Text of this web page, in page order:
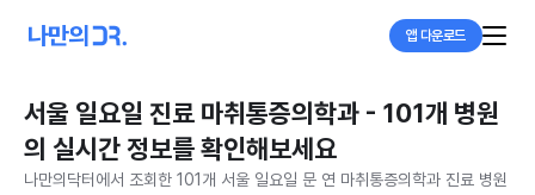
앱 다운로드
서울 일요일 진료 마취통증의학과 - 101개 병원
의 실시간 정보를 확인해보세요
나만의닥터에서 조회한 101개 서울 일요일 문 연 마취통증의학과 진료 병원